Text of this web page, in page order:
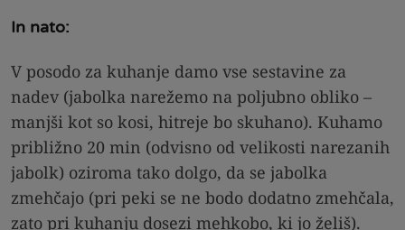
In nato:
V posodo za kuhanje damo vse sestavine za
nadev (jabolka narežemo na poljubno obliko –
manjši kot so kosi, hitreje bo skuhano). Kuhamo
približno 20 min (odvisno od velikosti narezanih
jabolk) oziroma tako dolgo, da se jabolka
zmehčajo (pri peki se ne bodo dodatno zmehčala,
zato pri kuhanju dosezi mehkobo, ki jo želiš).